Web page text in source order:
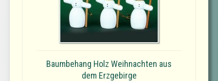
Baumbehang Holz Weihnachten aus
dem Erzgebirge